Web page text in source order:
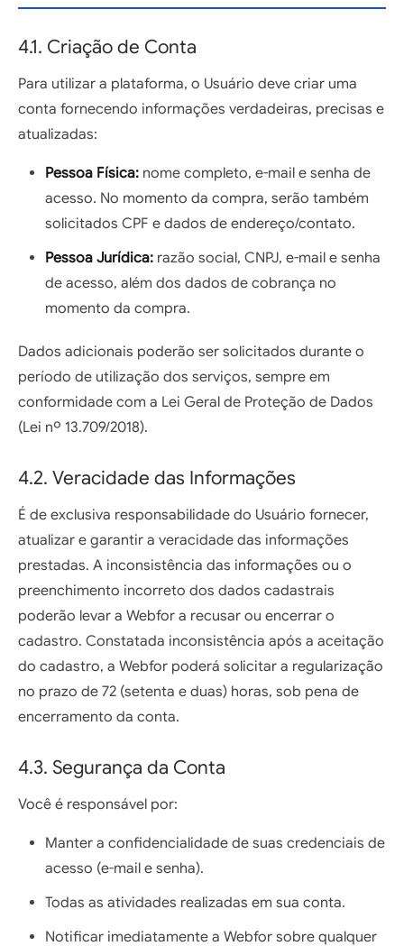
4.1. Criação de Conta
Para utilizar a plataforma, o Usuário deve criar uma
conta fornecendo informações verdadeiras, precisas e
atualizadas:
Pessoa Física: nome completo, e-mail e senha de
acesso. No momento da compra, serão também
solicitados CPF e dados de endereço/contato.
Pessoa Jurídica: razão social, CNPJ, e-mail e senha
de acesso, além dos dados de cobrança no
momento da compra.
Dados adicionais poderão ser solicitados durante o
período de utilização dos serviços, sempre em
conformidade com a Lei Geral de Proteção de Dados
(Lei nº 13.709/2018).
4.2. Veracidade das Informações
É de exclusiva responsabilidade do Usuário fornecer,
atualizar e garantir a veracidade das informações
prestadas. A inconsistência das informações ou o
preenchimento incorreto dos dados cadastrais
poderão levar a Webfor a recusar ou encerrar o
cadastro. Constatada inconsistência após a aceitação
do cadastro, a Webfor poderá solicitar a regularização
no prazo de 72 (setenta e duas) horas, sob pena de
encerramento da conta.
4.3. Segurança da Conta
Você é responsável por:
Manter a confidencialidade de suas credenciais de
acesso (e-mail e senha).
Todas as atividades realizadas em sua conta.
Notificar imediatamente a Webfor sobre qualquer